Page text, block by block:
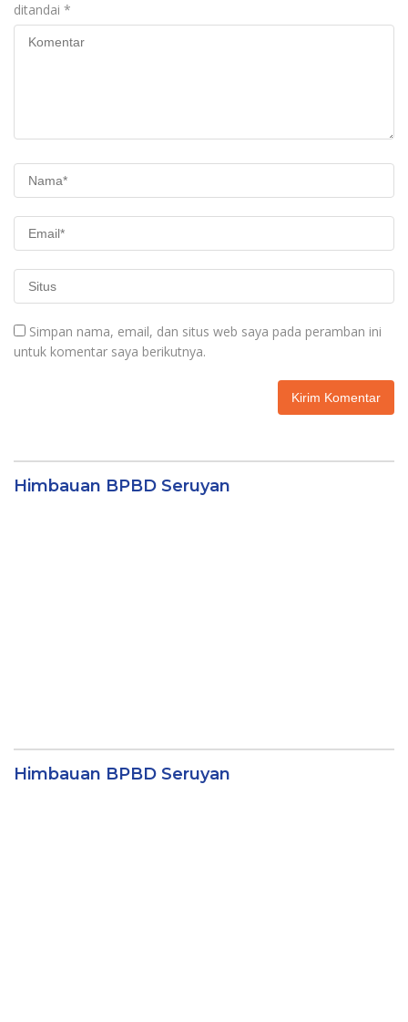
ditandai *
Simpan nama, email, dan situs web saya pada peramban ini
untuk komentar saya berikutnya.
Himbauan BPBD Seruyan